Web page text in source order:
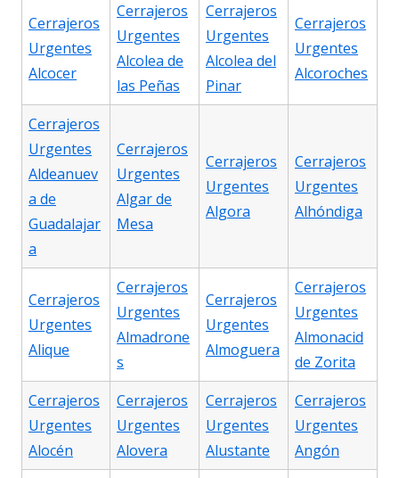
Cerrajeros
Urgentes
Alcocer
Cerrajeros
Urgentes
Alcolea de
las Peñas
Cerrajeros
Urgentes
Alcolea del
Pinar
Cerrajeros
Urgentes
Alcoroches
Cerrajeros
Urgentes
Aldeanuev
a de
Guadalajar
a
Cerrajeros
Urgentes
Algar de
Mesa
Cerrajeros
Urgentes
Algora
Cerrajeros
Urgentes
Alhóndiga
Cerrajeros
Urgentes
Alique
Cerrajeros
Urgentes
Almadrone
s
Cerrajeros
Urgentes
Almoguera
Cerrajeros
Urgentes
Almonacid
de Zorita
Cerrajeros
Urgentes
Alocén
Cerrajeros
Urgentes
Alovera
Cerrajeros
Urgentes
Alustante
Cerrajeros
Urgentes
Angón